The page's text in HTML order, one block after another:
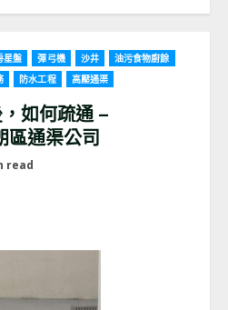
星盤 彈弓機 沙井
油污食物廚餘
防水工程 高壓通渠
如何疏通 –
區通渠公司
read